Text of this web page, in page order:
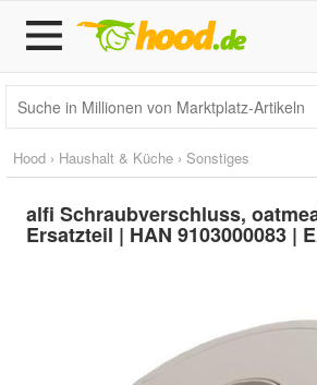
Hood › Haushalt & Küche › Sonstiges
alfi Schraubverschluss,
Ersatzteil | HAN 9103000083 |